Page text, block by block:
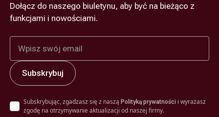
Dołącz do naszego biuletynu, aby być na bieżąco z
funkcjami i nowościami.
Subskrybując, zgadzasz się z naszą Polityką prywatności i wyrażasz
zgodę na otrzymywanie aktualizacji od naszej firmy.